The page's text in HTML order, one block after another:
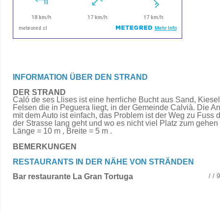
INFORMATION ÜBER DEN STRAND
DER STRAND
Caló de ses Llises ist eine herrliche Bucht aus Sand,
Felsen die in Peguera liegt, in der Gemeinde Calvià. Die
mit dem Auto ist einfach, das Problem ist der Weg zu Fuss
der Strasse lang geht und wo es nicht viel Platz zum gehen
Länge = 10 m , Breite = 5 m .
BEMERKUNGEN
RESTAURANTS IN DER NÄHE VON STRÄNDEN
Bar restaurante La Gran Tortuga / /